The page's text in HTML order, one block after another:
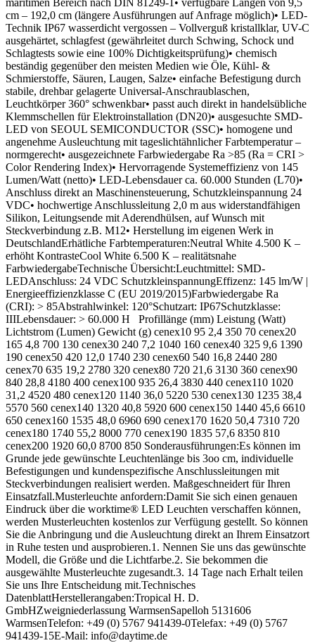
maritimen Bereich nach DIN 81249-1• verfügbare Längen von 9,5
cm – 192,0 cm (längere Ausführungen auf Anfrage möglich)• LED-
Technik IP67 wasserdicht vergossen – Vollverguß kristallklar, UV-C
ausgehärtet, schlagfest (gewährleitet durch Schwing, Schock und
Schlagtests sowie eine 100% Dichtigkeitsprüfung)• chemisch
beständig gegenüber den meisten Medien wie Öle, Kühl- &
Schmierstoffe, Säuren, Laugen, Salze• einfache Befestigung durch
stabile, drehbar gelagerte Universal-Anschraublaschen,
Leuchtkörper 360° schwenkbar• passt auch direkt in handelsübliche
Klemmschellen für Elektroinstallation (DN20)• ausgesuchte SMD-
LED von SEOUL SEMICONDUCTOR (SSC)• homogene und
angenehme Ausleuchtung mit tageslichtähnlicher Farbtemperatur –
normgerecht• ausgezeichnete Farbwiedergabe Ra >85 (Ra = CRI >
Color Rendering Index)• Hervorragende Systemeffizienz von 145
Lumen/Watt (netto)• LED-Lebensdauer ca. 60.000 Stunden (L70)•
Anschluss direkt an Maschinensteuerung, Schutzkleinspannung 24
VDC• hochwertige Anschlussleitung 2,0 m aus widerstandfähigen
Silikon, Leitungsende mit Aderendhülsen, auf Wunsch mit
Steckverbindung z.B. M12• Herstellung im eigenen Werk in
DeutschlandErhätliche Farbtemperaturen:Neutral White 4.500 K –
erhöht KontrasteCool White 6.500 K – realitätsnahe
FarbwiedergabeTechnische Übersicht:Leuchtmittel: SMD-
LEDAnschluss: 24 VDC SchutzkleinspannungEffizenz: 145 lm/W |
Energieeffizienzklasse C (EU 2019/2015)Farbwiedergabe Ra
(CRI): > 85Abstrahlwinkel: 120°Schutzart: IP67Schutzklasse:
IIILebensdauer: > 60.000 H Profillänge (mm) Leistung (Watt)
Lichtstrom (Lumen) Gewicht (g) cenex10 95 2,4 350 70 cenex20
165 4,8 700 130 cenex30 240 7,2 1040 160 cenex40 325 9,6 1390
190 cenex50 420 12,0 1740 230 cenex60 540 16,8 2440 280
cenex70 635 19,2 2780 320 cenex80 720 21,6 3130 360 cenex90
840 28,8 4180 400 cenex100 935 26,4 3830 440 cenex110 1020
31,2 4520 480 cenex120 1140 36,0 5220 530 cenex130 1235 38,4
5570 560 cenex140 1320 40,8 5920 600 cenex150 1440 45,6 6610
650 cenex160 1535 48,0 6960 690 cenex170 1620 50,4 7310 720
cenex180 1740 55,2 8000 770 cenex190 1835 57,6 8350 810
cenex200 1920 60,0 8700 850 Sonderausführungen:Es können im
Grunde jede gewünschte Leuchtenlänge bis 3oo cm, individuelle
Befestigungen und kundenspezifische Anschlussleitungen mit
Steckverbindungen realisiert werden. Maßgeschneidert für Ihren
Einsatzfall.Musterleuchte anfordern:Damit Sie sich einen genauen
Eindruck über die worktime® LED Leuchten verschaffen können,
werden Musterleuchten kostenlos zur Verfügung gestellt. So können
Sie die Anbringung und die Ausleuchtung direkt an Ihrem Einsatzort
in Ruhe testen und ausprobieren.1. Nennen Sie uns das gewünschte
Modell, die Größe und die Lichtfarbe.2. Sie bekommen die
ausgewählte Musterleuchte zugesandt.3. 14 Tage nach Erhalt teilen
Sie uns Ihre Entscheidung mit.Technisches
DatenblattHerstellerangaben:Tropical H. D.
GmbHZweigniederlassung WarmsenSapelloh 5131606
WarmsenTelefon: +49 (0) 5767 941439-0Telefax: +49 (0) 5767
941439-15E-Mail: info@daytime.de